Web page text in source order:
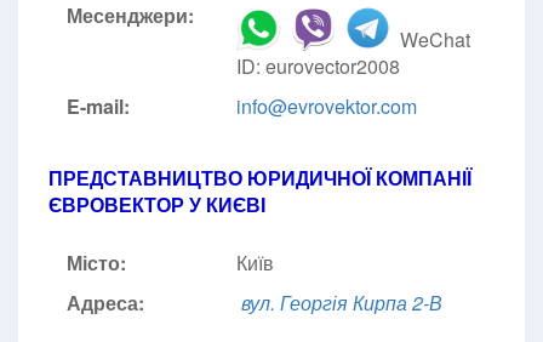
Месенджери:
WeChat
ID: eurovector2008
E-mail:
info@evrovektor.com
ПРЕДСТАВНИЦТВО ЮРИДИЧНОЇ КОМПАНІЇ
ЄВРОВЕКТОР У КИЄВІ
Місто:
Київ
Адреса:
вул. Георгія Кирпа 2-В